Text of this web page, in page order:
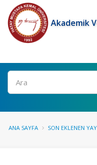
Akademik
Ara
ANA SAYFA SON EKLENEN